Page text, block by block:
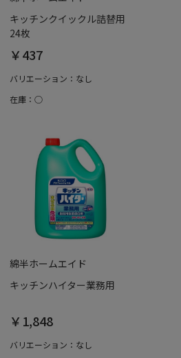
キッチンクイックル詰替用
24枚
￥437
バリエーション：なし
在庫：○
綿半ホームエイド
キッチンハイター業務用
￥1,848
バリエーション：なし